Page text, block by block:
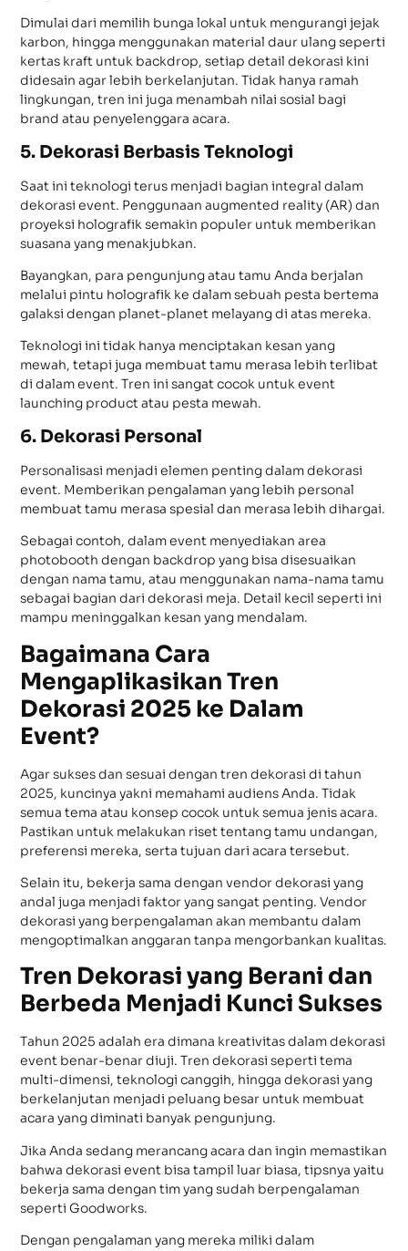
Dimulai dari memilih bunga lokal untuk mengurangi jejak
karbon, hingga menggunakan material daur ulang seperti
kertas kraft untuk backdrop, setiap detail dekorasi kini
didesain agar lebih berkelanjutan. Tidak hanya ramah
lingkungan, tren ini juga menambah nilai sosial bagi
brand atau penyelenggara acara.
5. Dekorasi Berbasis Teknologi
Saat ini teknologi terus menjadi bagian integral dalam
dekorasi event. Penggunaan augmented reality (AR) dan
proyeksi holografik semakin populer untuk memberikan
suasana yang menakjubkan.
Bayangkan, para pengunjung atau tamu Anda berjalan
melalui pintu holografik ke dalam sebuah pesta bertema
galaksi dengan planet-planet melayang di atas mereka.
Teknologi ini tidak hanya menciptakan kesan yang
mewah, tetapi juga membuat tamu merasa lebih terlibat
di dalam event. Tren ini sangat cocok untuk event
launching product atau pesta mewah.
6. Dekorasi Personal
Personalisasi menjadi elemen penting dalam dekorasi
event. Memberikan pengalaman yang lebih personal
membuat tamu merasa spesial dan merasa lebih dihargai.
Sebagai contoh, dalam event menyediakan area
photobooth dengan backdrop yang bisa disesuaikan
dengan nama tamu, atau menggunakan nama-nama tamu
sebagai bagian dari dekorasi meja. Detail kecil seperti ini
mampu meninggalkan kesan yang mendalam.
Bagaimana Cara
Mengaplikasikan Tren
Dekorasi 2025 ke Dalam
Event?
Agar sukses dan sesuai dengan tren dekorasi di tahun
2025, kuncinya yakni memahami audiens Anda. Tidak
semua tema atau konsep cocok untuk semua jenis acara.
Pastikan untuk melakukan riset tentang tamu undangan,
preferensi mereka, serta tujuan dari acara tersebut.
Selain itu, bekerja sama dengan vendor dekorasi yang
andal juga menjadi faktor yang sangat penting. Vendor
dekorasi yang berpengalaman akan membantu dalam
mengoptimalkan anggaran tanpa mengorbankan kualitas.
Tren Dekorasi yang Berani dan
Berbeda Menjadi Kunci Sukses
Tahun 2025 adalah era dimana kreativitas dalam dekorasi
event benar-benar diuji. Tren dekorasi seperti tema
multi-dimensi, teknologi canggih, hingga dekorasi yang
berkelanjutan menjadi peluang besar untuk membuat
acara yang diminati banyak pengunjung.
Jika Anda sedang merancang acara dan ingin memastikan
bahwa dekorasi event bisa tampil luar biasa, tipsnya yaitu
bekerja sama dengan tim yang sudah berpengalaman
seperti Goodworks.
Dengan pengalaman yang mereka miliki dalam